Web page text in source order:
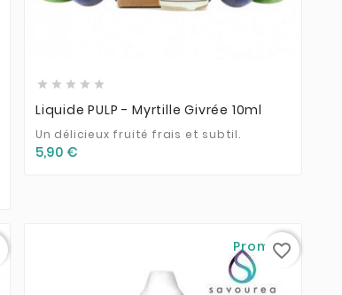
    
Liquide PULP - Myrtille Givrée 10ml
Un délicieux fruité frais et subtil.
5,90 €
Promo !
favorite_border